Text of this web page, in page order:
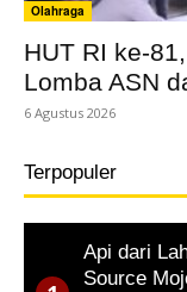
Olahraga
HUT RI ke-
Lomba ASN
6 Agustus 2026
Terpopuler
Api dari
Source